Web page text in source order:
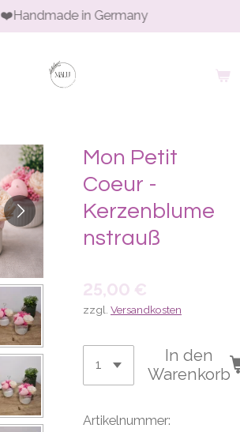
❤️Handmade in Germany
Mon Petit
Coeur -
Kerzenblume
nstrauß
25,00 €
zzgl. Versandkosten
In den
Warenkorb
Artikelnummer: